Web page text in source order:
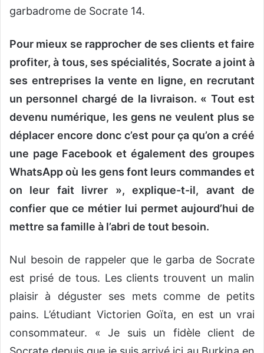
garbadrome de Socrate 14.
Pour mieux se rapprocher de ses clients et faire
profiter, à tous, ses spécialités, Socrate a joint à
ses entreprises la vente en ligne, en recrutant
un personnel chargé de la livraison. « Tout est
devenu numérique, les gens ne veulent plus se
déplacer encore donc c’est pour ça qu’on a créé
une page Facebook et également des groupes
WhatsApp où les gens font leurs commandes et
on leur fait livrer », explique-t-il, avant de
confier que ce métier lui permet aujourd’hui de
mettre sa famille à l’abri de tout besoin.
Nul besoin de rappeler que le garba de Socrate
est prisé de tous. Les clients trouvent un malin
plaisir à déguster ses mets comme de petits
pains. L’étudiant Victorien Goïta, en est un vrai
consommateur. « Je suis un fidèle client de